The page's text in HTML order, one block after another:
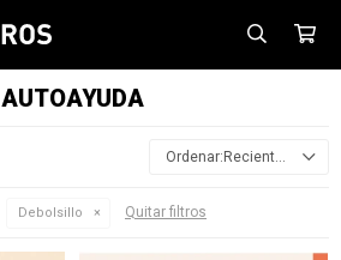
AUTOAYUDA
Recientes
Debolsillo Quitar filtros